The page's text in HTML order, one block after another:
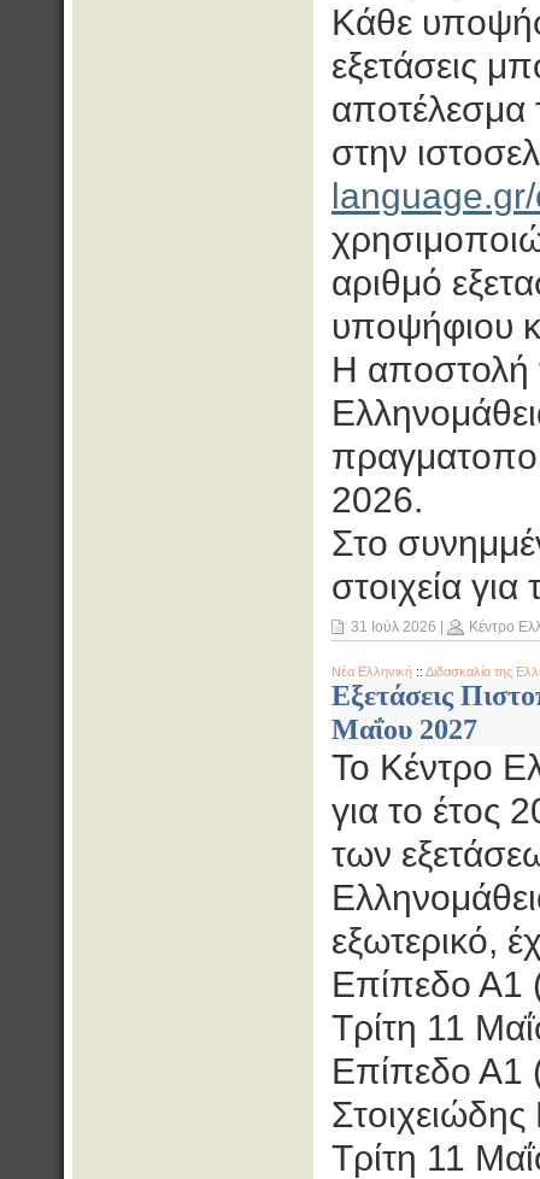
Κάθε
εξετάσεις
αποτέλεσμα
στην
αριθμό
υποψήφιου
Η αποστολή
2026.
Στο
στοιχεία για
31 Ιούλ 2026 Κέντρο
Νέα Ελληνική :: Διδασκαλία της
Εξετάσεις
Μαΐου 2027
Το Κέντρο
για το έτος
των
εξωτερικό,
Επίπεδο Α1
Τρίτη 11
Επίπεδο Α1
Τρίτη 11